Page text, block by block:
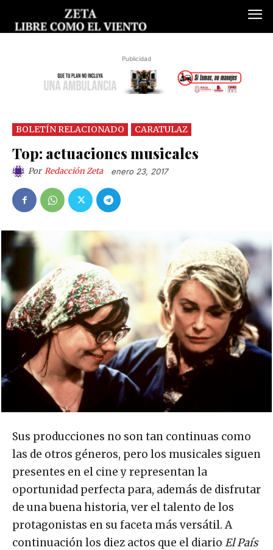
Publicidad
BOLETÍN RELACIONADO CARATULAZ
Top: actuaciones musicales
Por Redacción Zeta enero 23, 2017
Sus producciones no son tan continuas como
las de otros géneros, pero los musicales siguen
presentes en el cine y representan la
oportunidad perfecta para, además de disfrutar
de una buena historia, ver el talento de los
protagonistas en su faceta más versátil. A
continuación los diez actos que el diario El País